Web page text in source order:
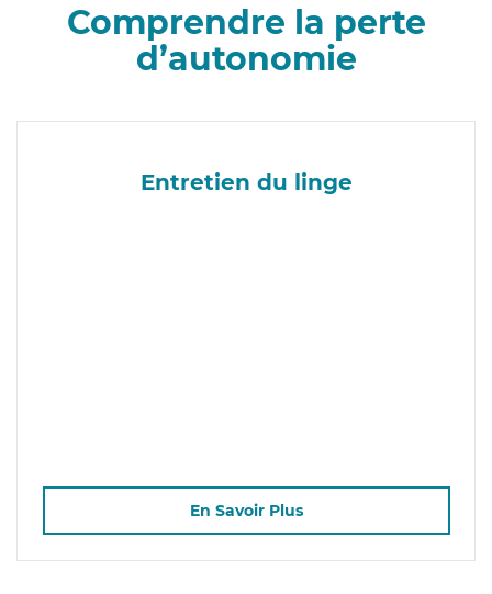
Comprendre la perte
d’autonomie
Entretien du linge
En Savoir Plus